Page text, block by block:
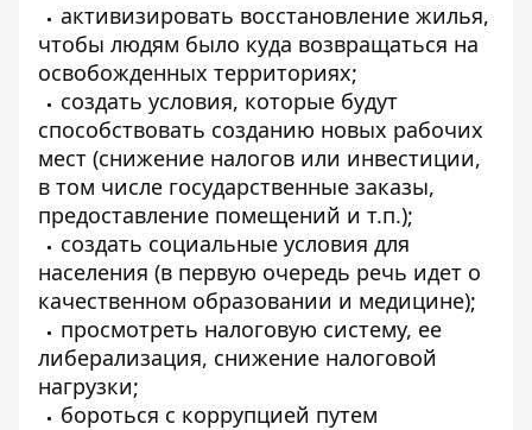
активизировать восстановление жилья,
чтобы людям было куда возвращаться на
освобожденных территориях;
создать условия, которые будут
способствовать созданию новых рабочих
мест (снижение налогов или инвестиции,
в том числе государственные заказы,
предоставление помещений и т.п.);
создать социальные условия для
населения (в первую очередь речь идет о
качественном образовании и медицине);
просмотреть налоговую систему, ее
либерализация, снижение налоговой
нагрузки;
бороться с коррупцией путем